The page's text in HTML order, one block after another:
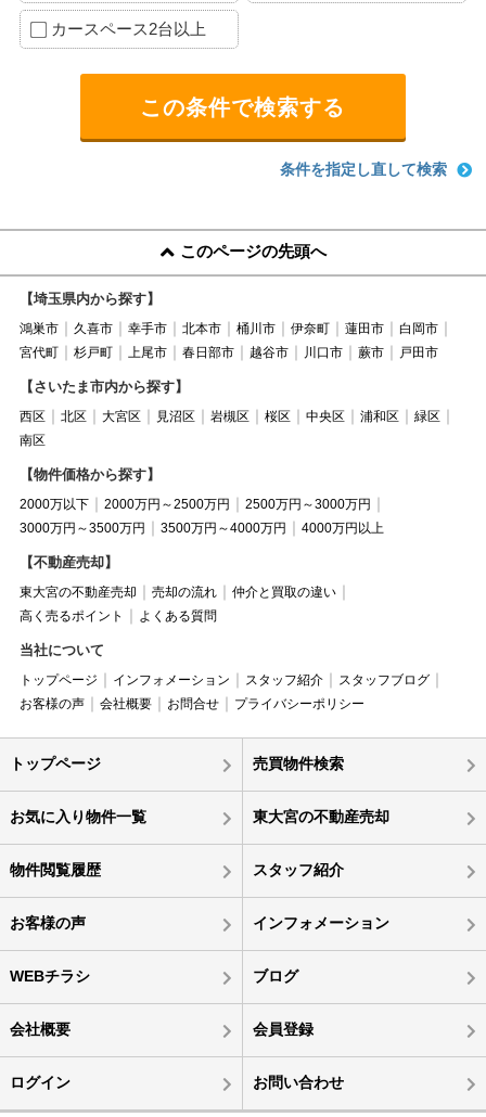
カースペース2台以上
条件を指定し直して検索
このページの先頭へ
【埼玉県内から探す】
鴻巣市 久喜市 幸手市 北本市 桶川市 伊奈町 蓮田市
白岡市
宮代町
杉戸町 上尾市 春日部市 越谷市 川口市 蕨市 戸田市
【さいたま市内から探す】
西区 北区 大宮区 見沼区 岩槻区 桜区 中央区 浦和区
緑区
南区
【物件価格から探す】
2000万以下 2000万円～2500万円
2500万円～3000万円
3000万円～3500万円
3500万円～4000万円 4000万円以上
【不動産売却】
東大宮の不動産売却 売却の流れ
仲介と買取の違い
高く売るポイント
よくある質問
当社について
トップページ インフォメーション スタッフ紹介
スタッフブログ
お客様の声
会社概要 お問合せ プライバシーポリシー
トップページ 売買物件検索
お気に入り物件一覧 東大宮の不動産売却
物件閲覧履歴 スタッフ紹介
お客様の声 インフォメーション
WEBチラシ ブログ
会社概要 会員登録
ログイン お問い合わせ